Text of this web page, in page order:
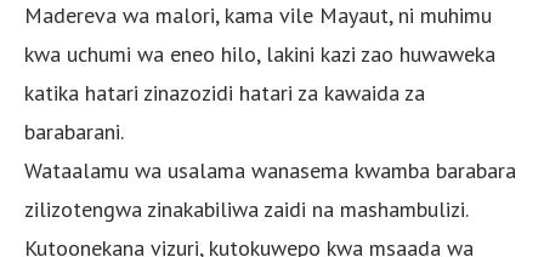
Madereva wa malori, kama vile Mayaut, ni muhimu
kwa uchumi wa eneo hilo, lakini kazi zao huwaweka
katika hatari zinazozidi hatari za kawaida za
barabarani.
Wataalamu wa usalama wanasema kwamba barabara
zilizotengwa zinakabiliwa zaidi na mashambulizi.
Kutoonekana vizuri, kutokuwepo kwa msaada wa